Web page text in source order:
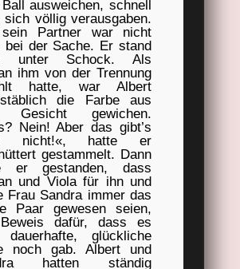
ausweichen, schnell
sich völlig verausgaben.
Partner war nicht
bei der Sache. Er stand
unter Schock. Als
ihm von der Trennung
hatte, war Albert
die Farbe aus
Gesicht gewichen.
Nein! Aber das gibt’s
nicht!«, hatte er
gestammelt. Dann
er gestanden, dass
und Viola für ihn und
Frau Sandra immer das
Paar gewesen seien,
dafür, dass es
dauerhafte, glückliche
noch gab. Albert und
hatten ständig